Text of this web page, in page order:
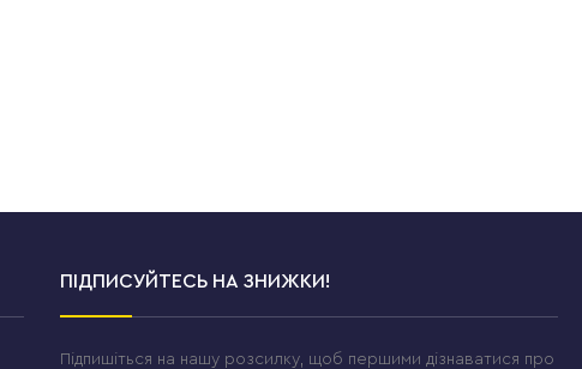
ПІДПИСУЙТЕСЬ НА ЗНИЖКИ!
Підпишіться на нашу розсилку, щоб першими дізнаватися про